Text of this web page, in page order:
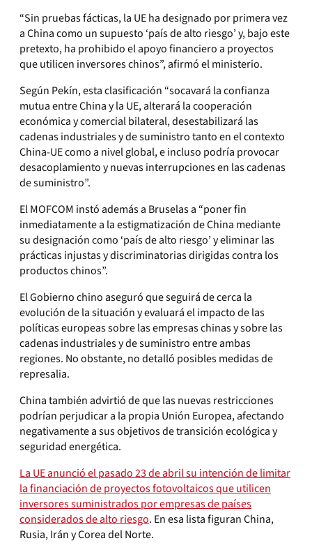
“Sin pruebas fácticas, la UE ha designado por primera vez
a China como un supuesto ‘país de alto riesgo’ y, bajo este
pretexto, ha prohibido el apoyo financiero a proyectos
que utilicen inversores chinos”, afirmó el ministerio.
Según Pekín, esta clasificación “socavará la confianza
mutua entre China y la UE, alterará la cooperación
económica y comercial bilateral, desestabilizará las
cadenas industriales y de suministro tanto en el contexto
China-UE como a nivel global, e incluso podría provocar
desacoplamiento y nuevas interrupciones en las cadenas
de suministro”.
El MOFCOM instó además a Bruselas a “poner fin
inmediatamente a la estigmatización de China mediante
su designación como ‘país de alto riesgo’ y eliminar las
prácticas injustas y discriminatorias dirigidas contra los
productos chinos”.
El Gobierno chino aseguró que seguirá de cerca la
evolución de la situación y evaluará el impacto de las
políticas europeas sobre las empresas chinas y sobre las
cadenas industriales y de suministro entre ambas
regiones. No obstante, no detalló posibles medidas de
represalia.
China también advirtió de que las nuevas restricciones
podrían perjudicar a la propia Unión Europea, afectando
negativamente a sus objetivos de transición ecológica y
seguridad energética.
La UE anunció el pasado 23 de abril su intención de limitar
la financiación de proyectos fotovoltaicos que utilicen
inversores suministrados por empresas de países
considerados de alto riesgo. En esa lista figuran China,
Rusia, Irán y Corea del Norte.